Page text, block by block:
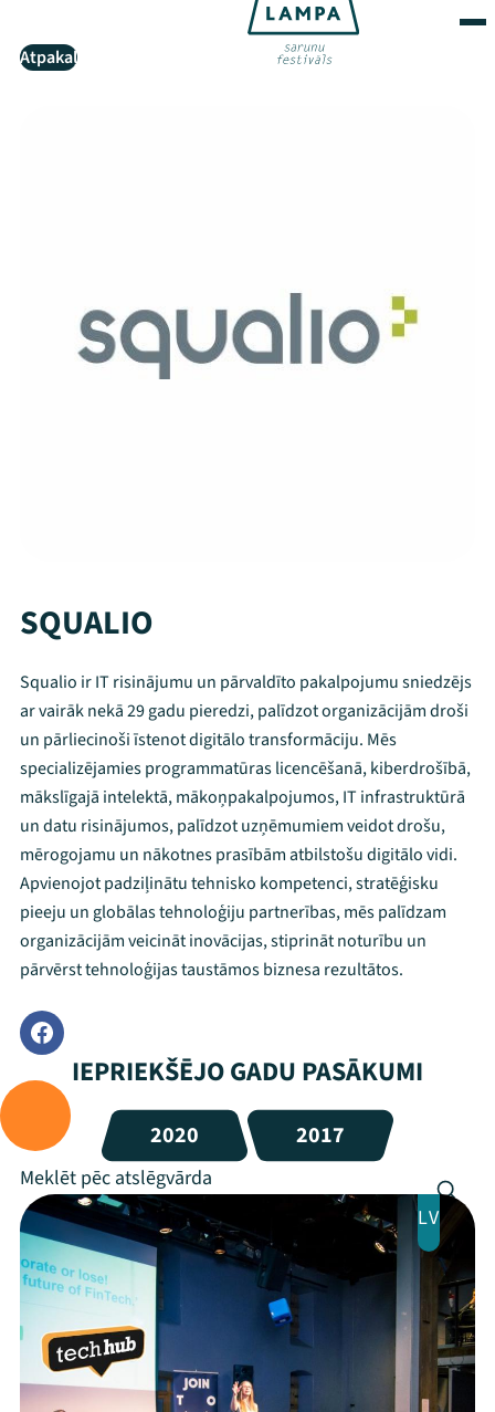
Atpakaļ
SQUALIO
Squalio ir IT risinājumu un pārvaldīto pakalpojumu sniedzējs
ar vairāk nekā 29 gadu pieredzi, palīdzot organizācijām droši
un pārliecinoši īstenot digitālo transformāciju. Mēs
specializējamies programmatūras licencēšanā, kiberdrošībā,
mākslīgajā intelektā, mākoņpakalpojumos, IT infrastruktūrā
un datu risinājumos, palīdzot uzņēmumiem veidot drošu,
mērogojamu un nākotnes prasībām atbilstošu digitālo vidi.
Apvienojot padziļinātu tehnisko kompetenci, stratēģisku
pieeju un globālas tehnoloģiju partnerības, mēs palīdzam
organizācijām veicināt inovācijas, stiprināt noturību un
pārvērst tehnoloģijas taustāmos biznesa rezultātos.
IEPRIEKŠĒJO GADU PASĀKUMI
2020 2017
LV